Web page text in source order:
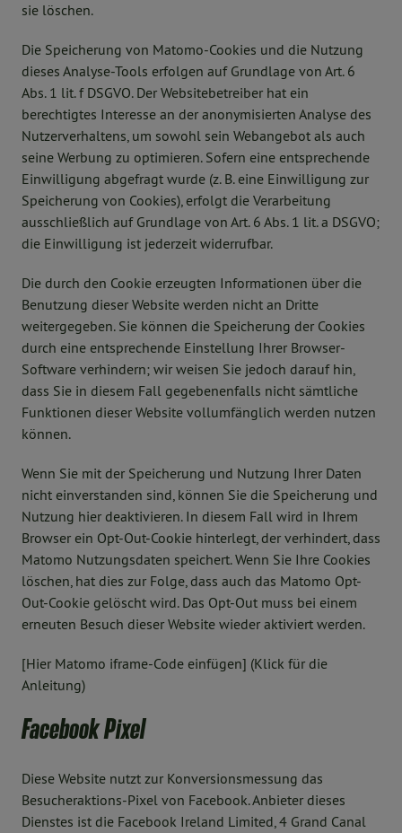
sie löschen.
Die Speicherung von Matomo-Cookies und die Nutzung
dieses Analyse-Tools erfolgen auf Grundlage von Art. 6
Abs. 1 lit. f DSGVO. Der Websitebetreiber hat ein
berechtigtes Interesse an der anonymisierten Analyse des
Nutzerverhaltens, um sowohl sein Webangebot als auch
seine Werbung zu optimieren. Sofern eine entsprechende
Einwilligung abgefragt wurde (z. B. eine Einwilligung zur
Speicherung von Cookies), erfolgt die Verarbeitung
ausschließlich auf Grundlage von Art. 6 Abs. 1 lit. a DSGVO;
die Einwilligung ist jederzeit widerrufbar.
Die durch den Cookie erzeugten Informationen über die
Benutzung dieser Website werden nicht an Dritte
weitergegeben. Sie können die Speicherung der Cookies
durch eine entsprechende Einstellung Ihrer Browser-
Software verhindern; wir weisen Sie jedoch darauf hin,
dass Sie in diesem Fall gegebenenfalls nicht sämtliche
Funktionen dieser Website vollumfänglich werden nutzen
können.
Wenn Sie mit der Speicherung und Nutzung Ihrer Daten
nicht einverstanden sind, können Sie die Speicherung und
Nutzung hier deaktivieren. In diesem Fall wird in Ihrem
Browser ein Opt-Out-Cookie hinterlegt, der verhindert, dass
Matomo Nutzungsdaten speichert. Wenn Sie Ihre Cookies
löschen, hat dies zur Folge, dass auch das Matomo Opt-
Out-Cookie gelöscht wird. Das Opt-Out muss bei einem
erneuten Besuch dieser Website wieder aktiviert werden.
[Hier Matomo iframe-Code einfügen] (Klick für die
Anleitung)
Facebook Pixel
Diese Website nutzt zur Konversionsmessung das
Besucheraktions-Pixel von Facebook. Anbieter dieses
Dienstes ist die Facebook Ireland Limited, 4 Grand Canal